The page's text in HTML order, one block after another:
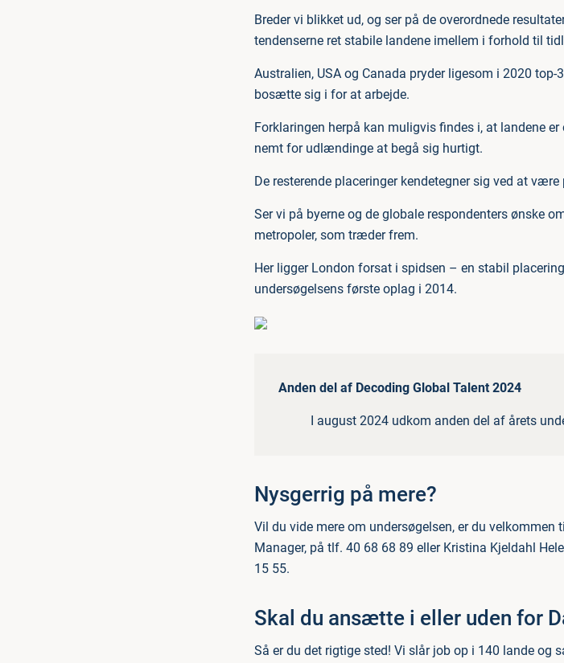
Breder vi blikket ud, og ser på de overordnede
tendenserne ret stabile landene imellem i forhold til
Australien, USA og Canada pryder ligesom i 2020
bosætte sig i for at arbejde.
Forklaringen herpå kan muligvis findes i, at landene
nemt for udlændinge at begå sig hurtigt.
De resterende placeringer kendetegner sig ved at
Ser vi på byerne og de globale respondenters ønske
metropoler, som træder frem.
Her ligger London forsat i spidsen – en stabil
undersøgelsens første oplag i 2014.
Anden del af Decoding Global Talent 2024
I august 2024 udkom anden del af årets
Nysgerrig på mere?
Vil du vide mere om undersøgelsen, er du
Manager, på tlf. 40 68 68 89 eller Kristina Kjeldahl
15 55.
Skal du ansætte i eller uden for
Så er du det rigtige sted! Vi slår job op i 140 lande og